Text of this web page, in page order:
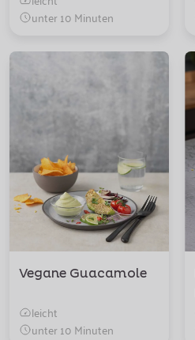
unter 10 Minuten
Vegane Guacamole
leicht
unter 10 Minuten